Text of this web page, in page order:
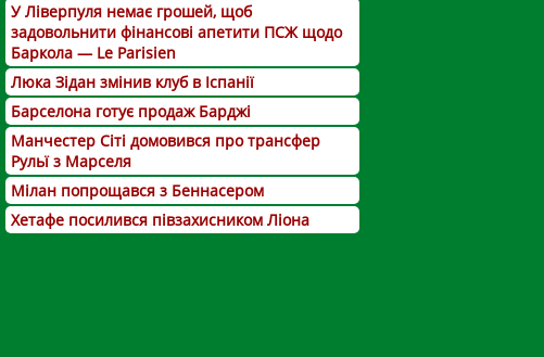
У Ліверпуля немає грошей, щоб
задовольнити фінансові апетити ПСЖ щодо
Баркола — Le Parisien
Люка Зідан змінив клуб в Іспанії
Барселона готує продаж Барджі
Манчестер Сіті домовився про трансфер
Рульї з Марселя
Мілан попрощався з Беннасером
Хетафе посилився півзахисником Ліона